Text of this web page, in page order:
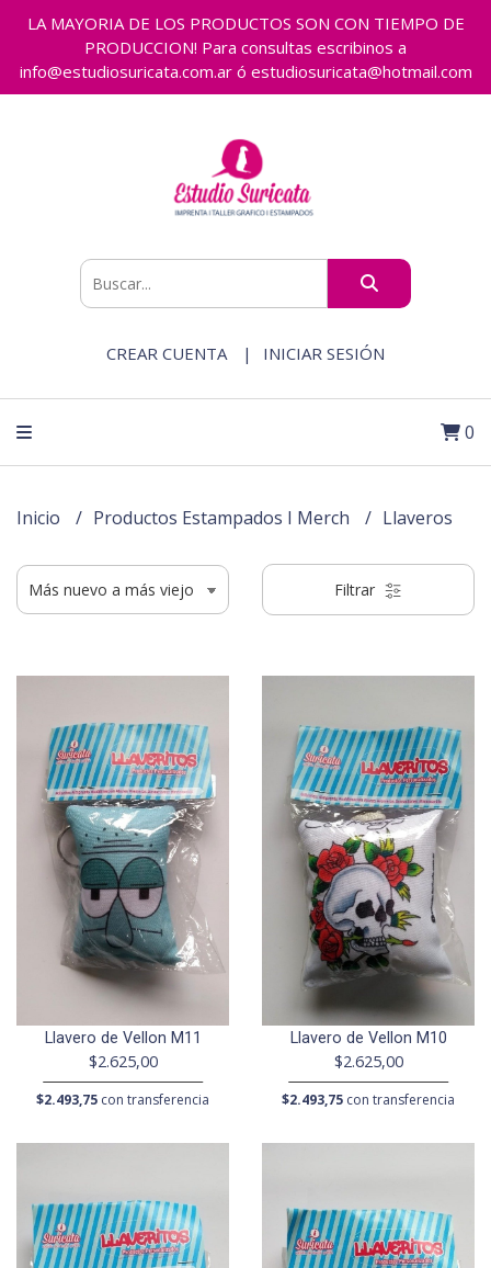
LA MAYORIA DE LOS PRODUCTOS SON CON TIEMPO DE
PRODUCCION! Para consultas escribinos a
info@estudiosuricata.com.ar ó estudiosuricata@hotmail.com
CREAR CUENTA INICIAR SESIÓN
0
Inicio Productos Estampados I Merch Llaveros
Filtrar
Llavero de Vellon M11
$2.625,00
$2.493,75 con transferencia
Llavero de Vellon M10
$2.625,00
$2.493,75 con transferencia